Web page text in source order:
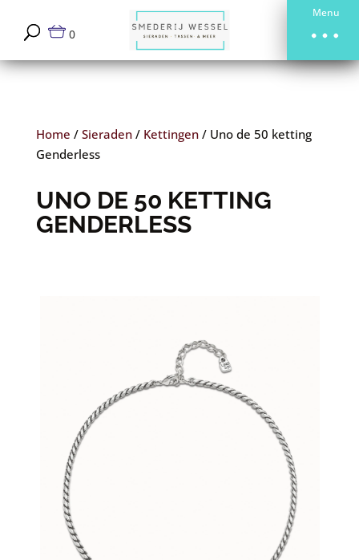
Menu
0
Home / Sieraden/ Kettingen/ Uno de 50 ketting
Genderless
UNO DE 50 KETTING
GENDERLESS